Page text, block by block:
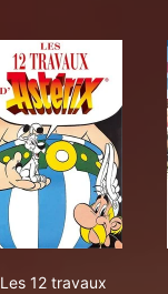
Les 12 travaux